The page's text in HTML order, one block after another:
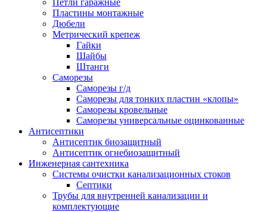
Пластины монтажные
Дюбели
Метрический крепеж
Гайки
Шайбы
Штанги
Саморезы
Саморезы г/д
Саморезы для тонких пластин «клопы»
Саморезы кровельные
Саморезы универсальные оцинкованные
Антисептики
Антисептик биозащитный
Антисептик огнебиозащитный
Инженерная сантехника
Системы очистки канализационных стоков
Септики
Трубы для внутренней канализации и
комплектующие